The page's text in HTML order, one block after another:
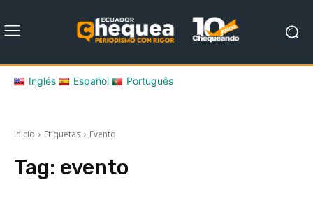
Inglés Español Português
Inicio Etiquetas Evento
Tag: evento